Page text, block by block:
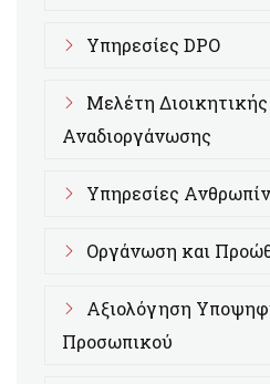
Υπηρεσίες DPO
Μελέτη
Αναδιοργάνωσης
Υπηρεσίες
Οργάνωση και
Αξιολόγηση
Προσωπικού